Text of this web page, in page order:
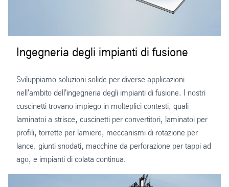
Ingegneria degli impianti di fusione
Sviluppiamo soluzioni solide per diverse applicazioni
nell'ambito dell'ingegneria degli impianti di fusione. I nostri
cuscinetti trovano impiego in molteplici contesti, quali
laminatoi a strisce, cuscinetti per convertitori, laminatoi per
profili, torrette per lamiere, meccanismi di rotazione per
lance, giunti snodati, macchine da perforazione per tappi ad
ago, e impianti di colata continua.